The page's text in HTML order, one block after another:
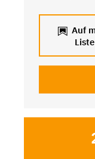
Auf
Liste